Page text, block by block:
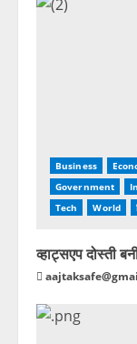
Business
Government
Tech
World
व्हाट्सएप दोस्ती